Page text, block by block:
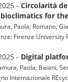
- Circolarità
for
Paola; Romano,
Firenze
- Digital
Paola; Baiani,
Internazionale